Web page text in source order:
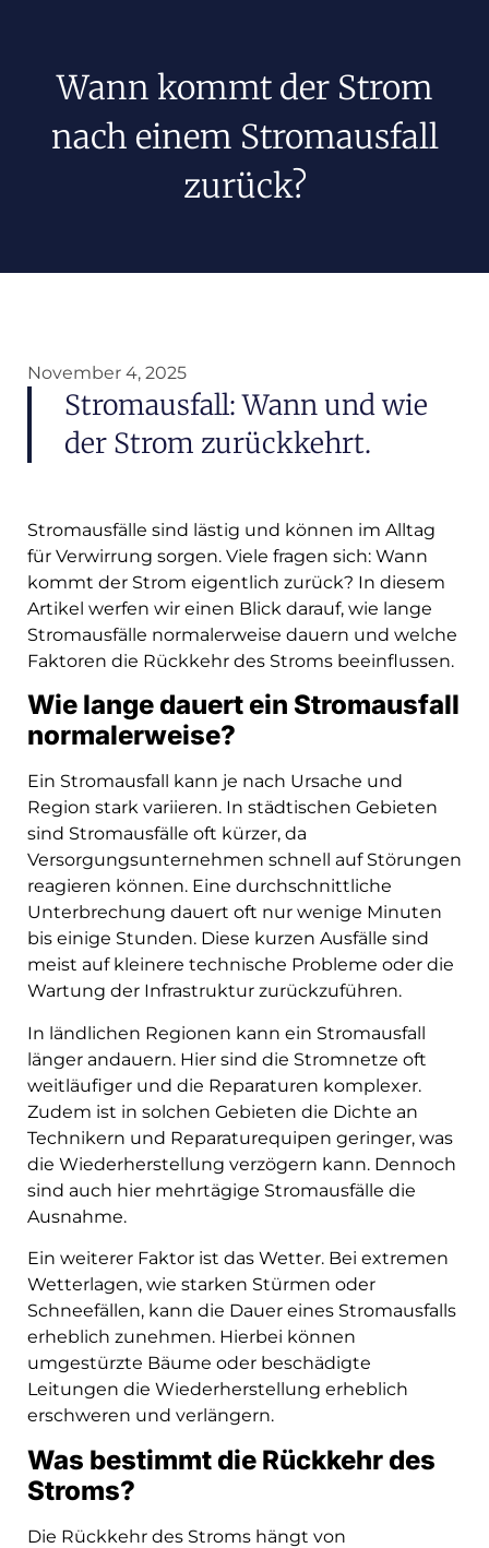
Wann kommt der Strom
nach einem Stromausfall
zurück?
November 4, 2025
Stromausfall: Wann und wie
der Strom zurückkehrt.
Stromausfälle sind lästig und können im Alltag
für Verwirrung sorgen. Viele fragen sich: Wann
kommt der Strom eigentlich zurück? In diesem
Artikel werfen wir einen Blick darauf, wie lange
Stromausfälle normalerweise dauern und welche
Faktoren die Rückkehr des Stroms beeinflussen.
Wie lange dauert ein Stromausfall
normalerweise?
Ein Stromausfall kann je nach Ursache und
Region stark variieren. In städtischen Gebieten
sind Stromausfälle oft kürzer, da
Versorgungsunternehmen schnell auf Störungen
reagieren können. Eine durchschnittliche
Unterbrechung dauert oft nur wenige Minuten
bis einige Stunden. Diese kurzen Ausfälle sind
meist auf kleinere technische Probleme oder die
Wartung der Infrastruktur zurückzuführen.
In ländlichen Regionen kann ein Stromausfall
länger andauern. Hier sind die Stromnetze oft
weitläufiger und die Reparaturen komplexer.
Zudem ist in solchen Gebieten die Dichte an
Technikern und Reparaturequipen geringer, was
die Wiederherstellung verzögern kann. Dennoch
sind auch hier mehrtägige Stromausfälle die
Ausnahme.
Ein weiterer Faktor ist das Wetter. Bei extremen
Wetterlagen, wie starken Stürmen oder
Schneefällen, kann die Dauer eines Stromausfalls
erheblich zunehmen. Hierbei können
umgestürzte Bäume oder beschädigte
Leitungen die Wiederherstellung erheblich
erschweren und verlängern.
Was bestimmt die Rückkehr des
Stroms?
Die Rückkehr des Stroms hängt von